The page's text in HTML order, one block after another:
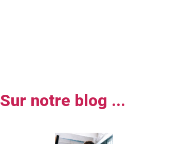
Sur notre blog ...